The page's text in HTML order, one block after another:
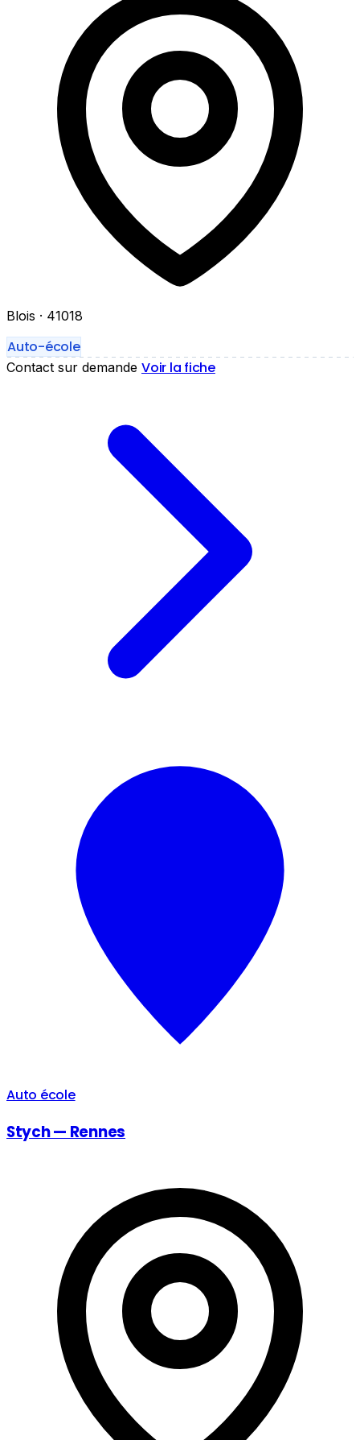
Blois · 41018
Auto-école
Contact sur demande Voir la fiche
Auto école
Stych — Rennes